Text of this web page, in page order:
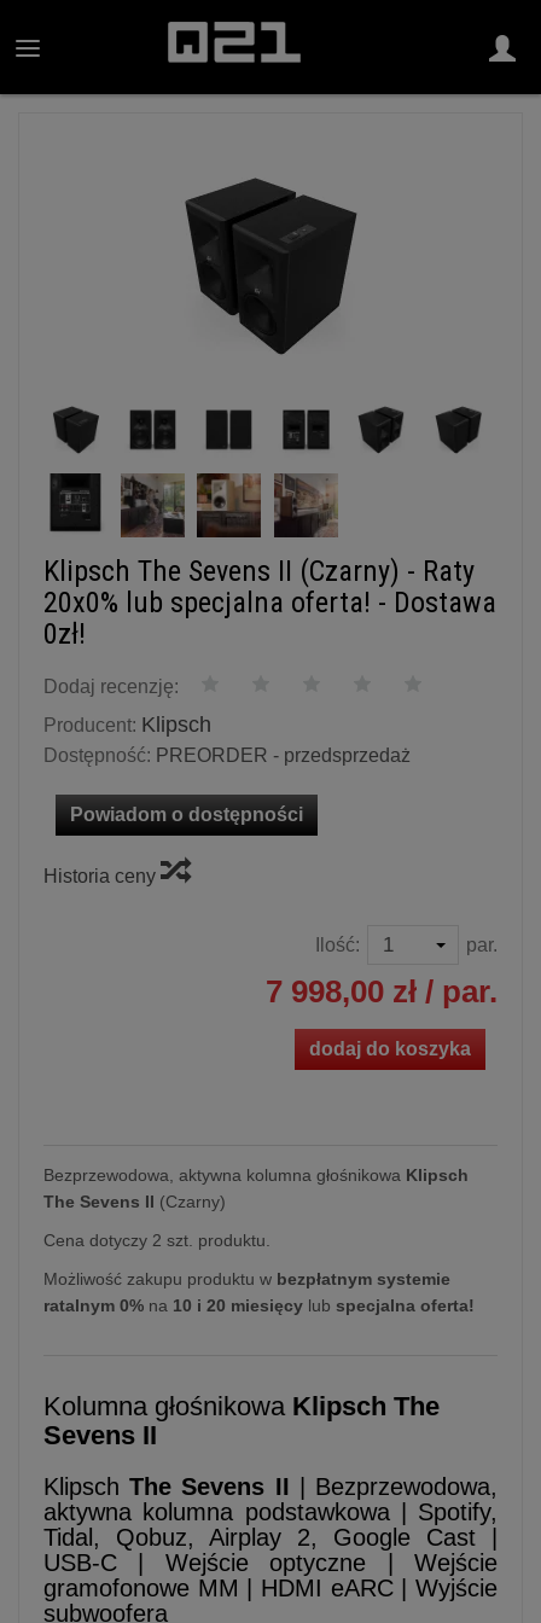
Klipsch The Sevens II (Czarny) - Raty
20x0% lub specjalna oferta! - Dostawa
0zł!
Dodaj recenzję:
Producent: Klipsch
Dostępność: PREORDER - przedsprzedaż
Powiadom o dostępności
Historia ceny
Ilość: par.
7 998,00 zł / par.
dodaj do koszyka
Bezprzewodowa, aktywna kolumna głośnikowa Klipsch
The Sevens II (Czarny)
Cena dotyczy 2 szt. produktu.
Możliwość zakupu produktu w bezpłatnym systemie
ratalnym 0% na 10 i 20 miesięcy lub specjalna oferta!
Kolumna głośnikowa Klipsch The
Sevens II
KlipschThe Sevens II | Bezprzewodowa,
aktywna kolumna podstawkowa | Spotify,
Tidal, Qobuz, Airplay 2, Google Cast |
USB-C | Wejście optyczne | Wejście
gramofonowe MM | HDMI eARC | Wyjście
subwoofera